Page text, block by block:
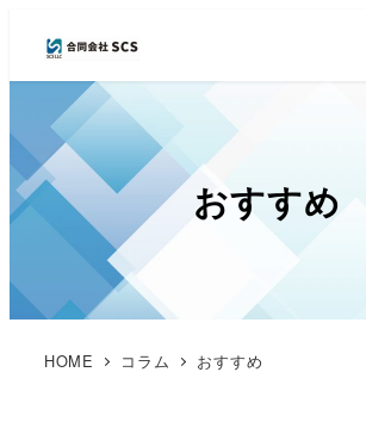
おすすめ
HOME コラム おすすめ